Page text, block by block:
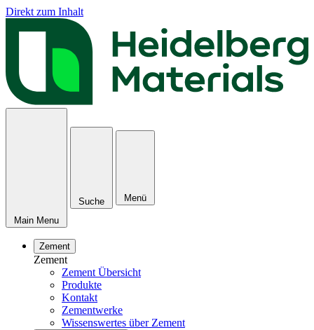
Direkt zum Inhalt
Main Menu
Suche Menü
Zement
Zement
Zement Übersicht
Produkte
Kontakt
Zementwerke
Wissenswertes über Zement